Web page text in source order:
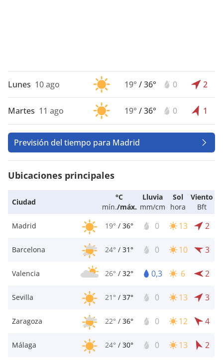
Lunes 10 ago 19° /36° 0 2
Martes 11 ago 19° /36° 0 1
Previsión del tiempo para Madrid
Ubicaciones principales
Ciudad
°C
mín./máx.
Lluvia
mm/cm
Sol
hora
Viento
Bft
Madrid
19° / 36° 0 13 2
Barcelona 24° / 31° 0 10 3
Valencia 26° / 32° 0,3 6 2
Sevilla 21° / 37° 0 13 3
Zaragoza 22° / 36° 0 12 4
Málaga 24° / 30° 0 13 2